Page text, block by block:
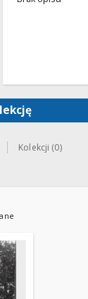
Kolekcji (0)